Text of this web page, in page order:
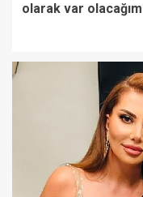
olarak var